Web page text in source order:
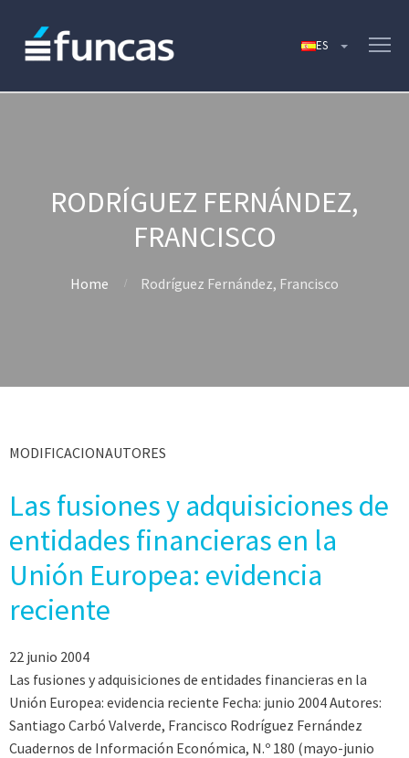
RODRÍGUEZ FERNÁNDEZ,
FRANCISCO
Home Rodríguez Fernández, Francisco
MODIFICACIONAUTORES
Las fusiones y adquisiciones de
entidades financieras en la
Unión Europea: evidencia
reciente
22 junio 2004
Las fusiones y adquisiciones de entidades financieras en la
Unión Europea: evidencia reciente Fecha: junio 2004 Autores:
Santiago Carbó Valverde, Francisco Rodríguez Fernández
Cuadernos de Información Económica, N.º 180 (mayo-junio